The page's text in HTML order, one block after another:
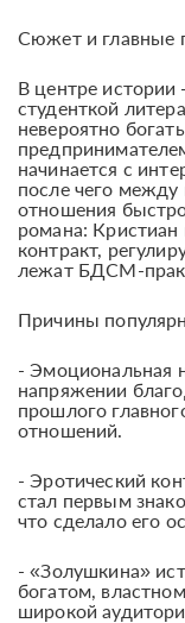
Сюжет и главные
В центре
студенткой
невероятно
начинается с
после чего между
отношения
романа: Кристиан
контракт,
лежат БДСМ-
Причины
- Эмоциональная
напряжении
прошлого
отношений.
- Эротический
стал первым
что сделало его
- «Золушкина»
богатом,
широкой